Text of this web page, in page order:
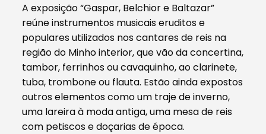
A exposição “Gaspar, Belchior e Baltazar”
reúne instrumentos musicais eruditos e
populares utilizados nos cantares de reis na
região do Minho interior, que vão da concertina,
tambor, ferrinhos ou cavaquinho, ao clarinete,
tuba, trombone ou flauta. Estão ainda expostos
outros elementos como um traje de inverno,
uma lareira à moda antiga, uma mesa de reis
com petiscos e doçarias de época.